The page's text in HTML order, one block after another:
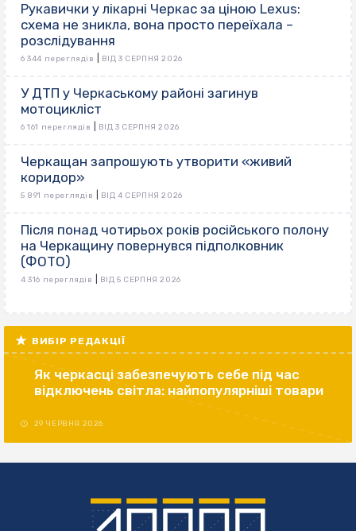
Рукавички у лікарні Черкас за ціною Lexus:
схема не зникла, вона просто переїхала –
розслідування
6 344 переглядів ВІД 3 СЕРПНЯ 2026
У ДТП у Черкаському районі загинув
мотоцикліст
6 161 переглядів ВІД 3 СЕРПНЯ 2026
Черкащан запрошують утворити «живий
коридор»
5 891 переглядів ВІД 4 СЕРПНЯ 2026
Після понад чотирьох років російського полону
на Черкащину повернувся підполковник
(ФОТО)
4 316 переглядів ВІД 5 СЕРПНЯ 2026
ВИБІР РЕДАКЦІЇ
Як черкасці забезпечують себе під час
відключень світла: найпопулярніші товари
29 ЧЕРВНЯ 2026